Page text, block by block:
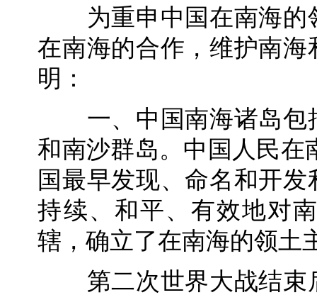
为重申中国在南海的
在南海的合作，维护南
明：
一、中国南海诸岛包
和南沙群岛。中国人民在
国最早发现、命名和开
持续、和平、有效地对
辖，确立了在南海的领土
第二次世界大战结束